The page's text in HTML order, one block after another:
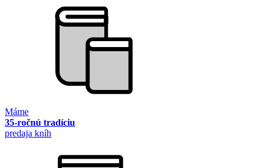
Máme
35-ročnú tradíciu
predaja kníh